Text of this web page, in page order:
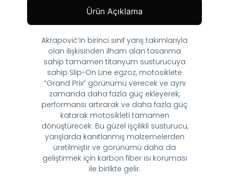
Ürün Açıklama
Akrapovič’in birinci sınıf yarış takımlarıyla
olan ilişkisinden ilham alan tasarıma
sahip tamamen titanyum susturucuya
sahip Slip-On Line egzoz, motosiklete
“Grand Prix” görünümü verecek ve aynı
zamanda daha fazla güç ekleyerek,
performansı artırarak ve daha fazla güç
katarak motosikleti tamamen
dönüştürecek. Bu güzel işçilikli susturucu,
yarışlarda kanıtlanmış malzemelerden
üretilmiştir ve görünümü daha da
geliştirmek için karbon fiber ısı koruması
ile birlikte gelir.